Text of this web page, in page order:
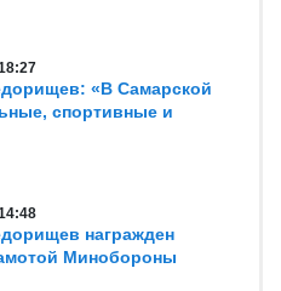
«В Самарской
спортивные и
награжден
Минобороны